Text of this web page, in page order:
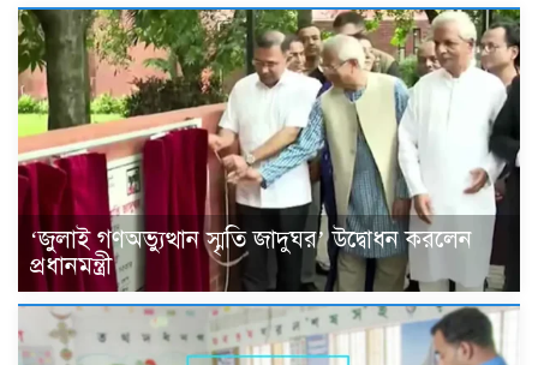
‘জুলাই গণঅভ্যুত্থান স্মৃতি জাদুঘর’ উদ্বোধন করলেন
প্রধানমন্ত্রী